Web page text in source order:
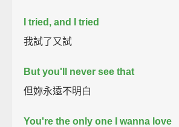
I tried, and I tried
我試了又試
But you'll never see that
但妳永遠不明白
You're the only one I wanna love